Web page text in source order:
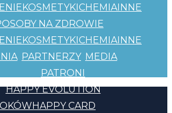
KOSMETYKICHEMIAINNE
NA ZDROWIE
KOSMETYKICHEMIAINNE
PARTNERZY
PATRONI
MEDIA
HAPPY EVOLUTION
HAPPY CARD